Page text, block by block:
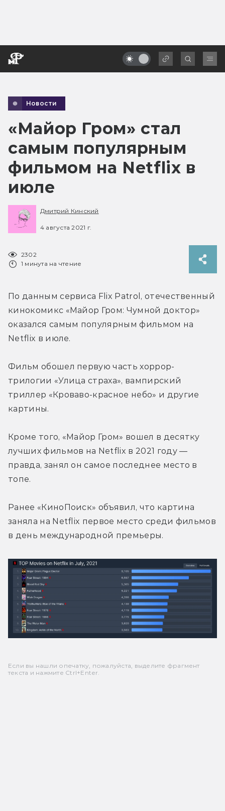
Новости
«Майор Гром» стал
самым популярным
фильмом на Netflix в
июле
Дмитрий Кинский
4 августа 2021 г.
2302
1 минута на чтение
По данным сервиса Flix Patrol, отечественный
кинокомикс «Майор Гром: Чумной доктор»
оказался самым популярным фильмом на
Netflix в июле.
Фильм обошел первую часть хоррор-
трилогии «Улица страха», вампирский
триллер «Кроваво-красное небо» и другие
картины.
Кроме того, «Майор Гром» вошел в десятку
лучших фильмов на Netflix в 2021 году —
правда, занял он самое последнее место в
топе.
Ранее «КиноПоиск» объявил, что картина
заняла на Netflix первое место среди фильмов
в день международной премьеры.
Если вы нашли опечатку, пожалуйста, выделите фрагмент
текста и нажмите Ctrl+Enter.